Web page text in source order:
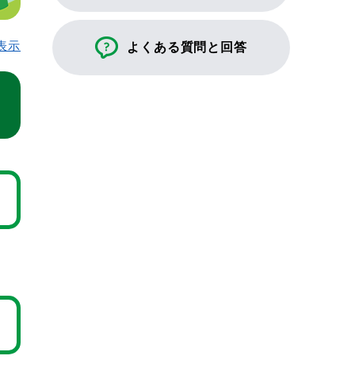
示 よくある質問と回答